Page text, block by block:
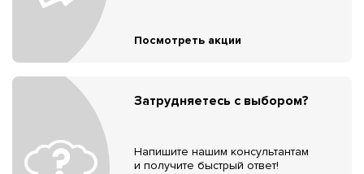
Посмотреть акции
Затрудняетесь с выбором?
Напишите нашим консультантам
и получите быстрый ответ!